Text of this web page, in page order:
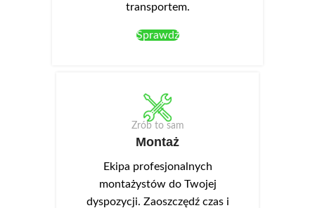
transportem.
Sprawdź
Zrób to sam
Montaż
Ekipa profesjonalnych
montażystów do Twojej
dyspozycji. Zaoszczędź czas i